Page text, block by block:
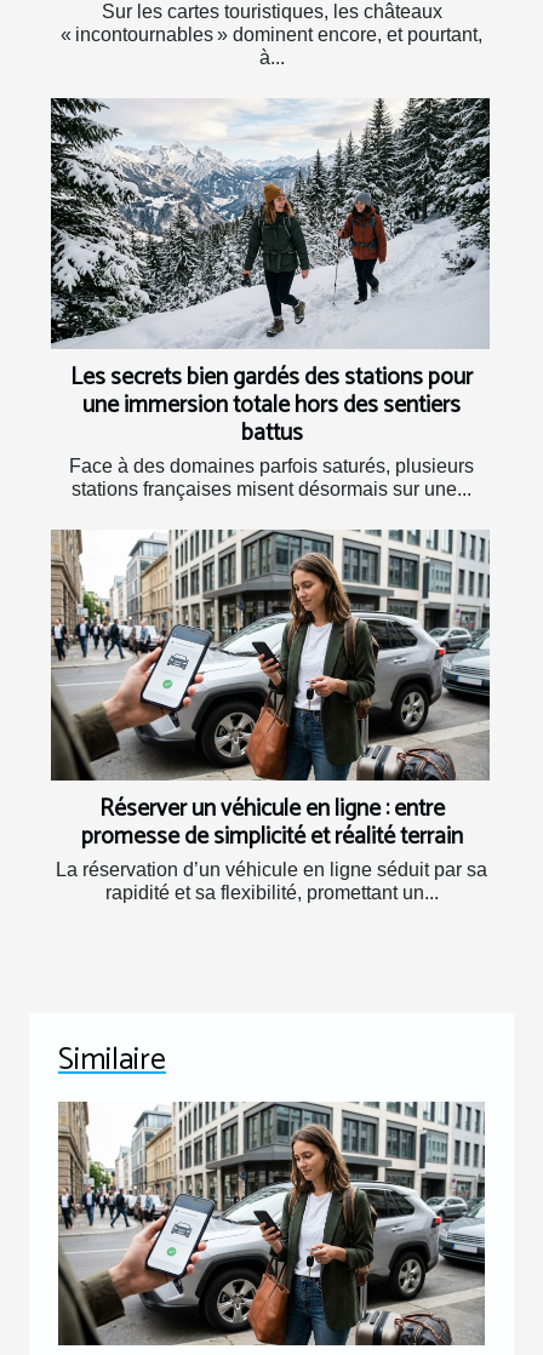
Sur les cartes touristiques, les châteaux
« incontournables » dominent encore, et pourtant,
à...
Les secrets bien gardés des stations pour
une immersion totale hors des sentiers
battus
Face à des domaines parfois saturés, plusieurs
stations françaises misent désormais sur une...
Réserver un véhicule en ligne : entre
promesse de simplicité et réalité terrain
La réservation d’un véhicule en ligne séduit par sa
rapidité et sa flexibilité, promettant un...
Similaire